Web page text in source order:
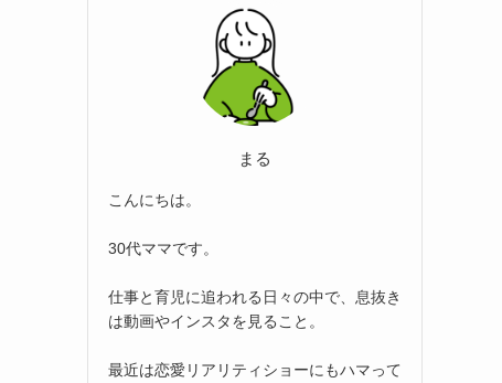
まる
こんにちは。
30代ママです。
仕事と育児に追われる日々の中で、息抜き
は動画やインスタを見ること。
最近は恋愛リアリティショーにもハマって